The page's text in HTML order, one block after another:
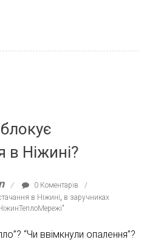
в Ніжині?
0 Коментарів
в Ніжині в заручниках
“Чи ввімкнули опалення”?